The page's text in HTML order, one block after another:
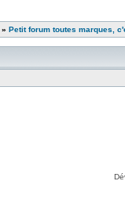
» Petit forum toutes marques,